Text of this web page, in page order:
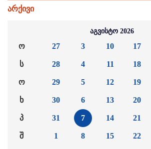
არქივი
აგვისტო 2026
ო
ს
ო
ხ
პ
შ
27
28
29
30
31
1
3
4
5
6
7
8
10
11
12
13
14
15
17
18
19
20
21
22